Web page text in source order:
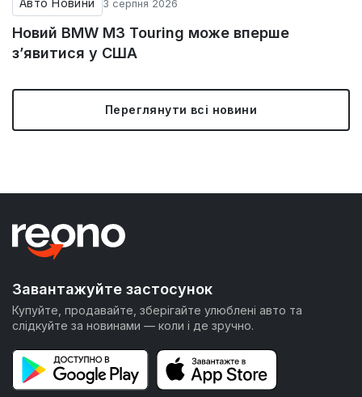
3 серпня 2026
Новий BMW M3 Touring може вперше
з’явитися у США
Переглянути всі новини
Завантажуйте застосунок
Купуйте, продавайте, зберігайте улюблені авто та
слідкуйте за новинами — коли і де зручно.